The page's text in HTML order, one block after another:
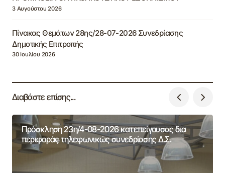
3 Αυγούστου 2026
Πίνακας Θεμάτων 28ης/28-07-2026 Συνεδρίασης
Δημοτικής Επιτροπής
30 Ιουλίου 2026
Διαβάστε επίσης...
Πρόσκληση 23η/4-08-2026 κατεπείγουσας δια
περιφοράς τηλεφωνικώς συνεδρίασης Δ.Σ.